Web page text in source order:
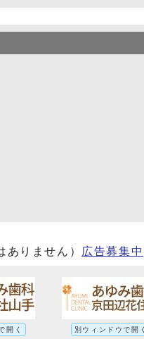
りません） 広告募集中
開く 別ウィンドウで開